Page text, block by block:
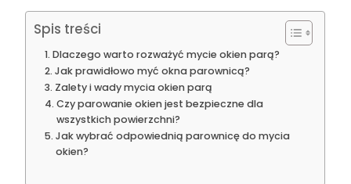
Spis treści
Dlaczego warto rozważyć mycie okien parą?
Jak prawidłowo myć okna parownicą?
Zalety i wady mycia okien parą
Czy parowanie okien jest bezpieczne dla
wszystkich powierzchni?
Jak wybrać odpowiednią parownicę do mycia
okien?